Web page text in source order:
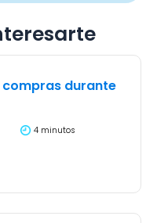
compras durante
4 minutos